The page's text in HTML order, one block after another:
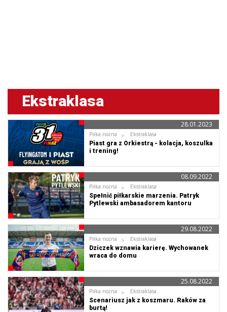
Ekstraklasa
Piłka nożna
Ekstraklasa
Piast gra z Orkiestrą - kolacja, koszulka
i trening!
28.01.2023
Piłka nożna
Ekstraklasa
Spełnić piłkarskie marzenia. Patryk
Pytlewski ambasadorem kantoru
08.09.2022
Piłka nożna
Ekstraklasa
Dziczek wznawia karierę. Wychowanek
wraca do domu
29.08.2022
Piłka nożna
Ekstraklasa
Scenariusz jak z koszmaru. Raków za
burtą!
25.08.2022